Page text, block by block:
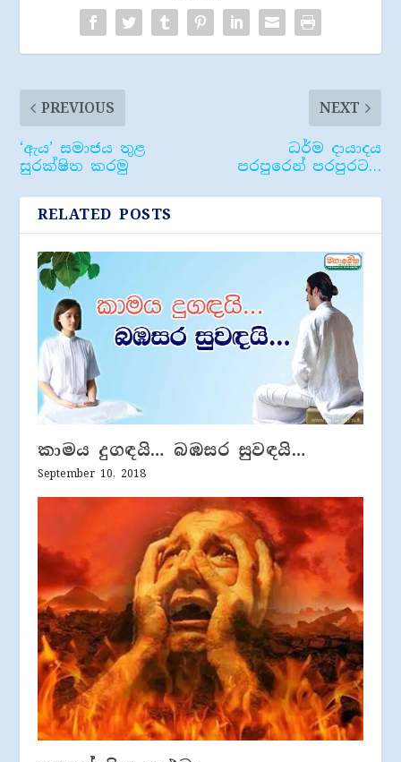
PREVIOUS
‘ඇය’ සමාජය තුළ
සුරක්ෂිත කරමු
NEXT
ධර්ම දායාදය
පරපුරෙන් පරපුරට…
RELATED POSTS
කාමය දුගඳයි… බඹසර සුවඳයි…
September 10, 2018